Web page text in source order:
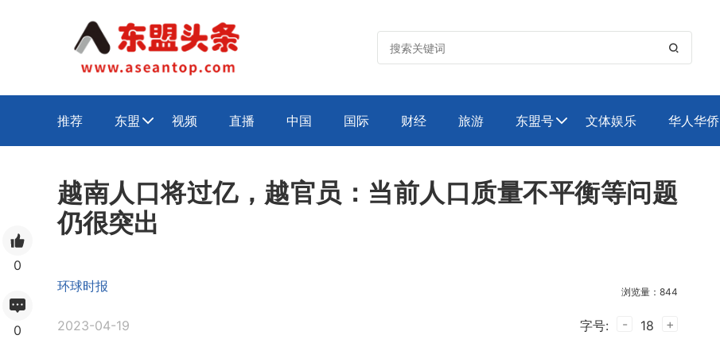

推荐 东盟  视频 直播 中国 国际 财经 旅游 东盟号 文体娱乐 华人华侨
0
0
越南人口将过亿，越官员：当前人口质量不平衡等问题
仍很突出
环球时报 浏览量：844
2023-04-19 字号: - 18 +